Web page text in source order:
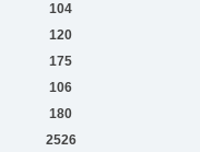
104
120
175
106
180
2526